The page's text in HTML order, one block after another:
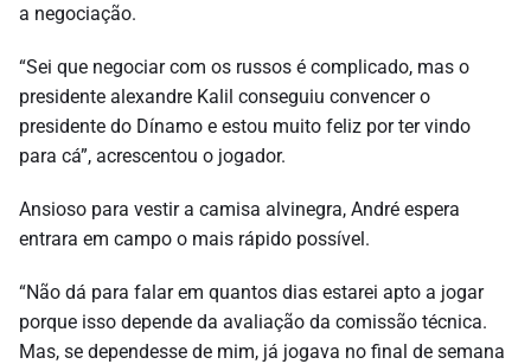
a negociação.
“Sei que negociar com os russos é complicado, mas o
presidente alexandre Kalil conseguiu convencer o
presidente do Dínamo e estou muito feliz por ter vindo
para cá”, acrescentou o jogador.
Ansioso para vestir a camisa alvinegra, André espera
entrara em campo o mais rápido possível.
“Não dá para falar em quantos dias estarei apto a jogar
porque isso depende da avaliação da comissão técnica.
Mas, se dependesse de mim, já jogava no final de semana